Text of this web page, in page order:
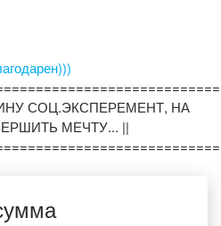
СОЦ.ЭКСПЕРЕМЕНТ, НА
МЕЧТУ... ||